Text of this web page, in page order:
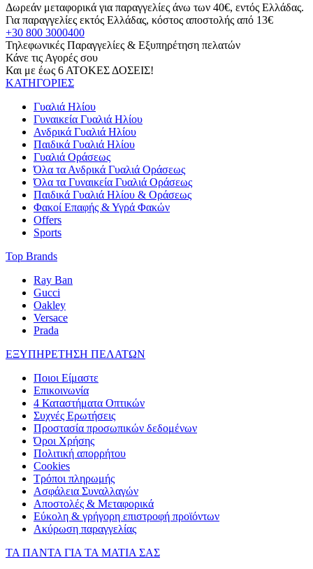
Δωρεάν μεταφορικά για παραγγελίες άνω των 40€, εντός Ελλάδας.
Για παραγγελίες εκτός Ελλάδας, κόστος αποστολής από 13€
+30 800 3000400
Τηλεφωνικές Παραγγελίες & Εξυπηρέτηση πελατών
Κάνε τις Αγορές σου
Και με έως 6 ΑΤΟΚΕΣ ΔΟΣΕΙΣ!
ΚΑΤΗΓΟΡΙΕΣ
Γυαλιά Ηλίου
Γυναικεία Γυαλιά Ηλίου
Ανδρικά Γυαλιά Ηλίου
Παιδικά Γυαλιά Ηλίου
Γυαλιά Οράσεως
Όλα τα Ανδρικά Γυαλιά Οράσεως
Όλα τα Γυναικεία Γυαλιά Οράσεως
Παιδικά Γυαλιά Ηλίου & Οράσεως
Φακοί Επαφής & Υγρά Φακών
Offers
Sports
Top Brands
Ray Ban
Gucci
Oakley
Versace
Prada
ΕΞΥΠΗΡΕΤΗΣΗ ΠΕΛΑΤΩΝ
Ποιοι Είμαστε
Επικοινωνία
4 Καταστήματα Οπτικών
Συχνές Ερωτήσεις
Προστασία προσωπικών δεδομένων
Όροι Χρήσης
Πολιτική απορρήτου
Cookies
Τρόποι πληρωμής
Ασφάλεια Συναλλαγών
Αποστολές & Μεταφορικά
Εύκολη & γρήγορη επιστροφή προϊόντων
Ακύρωση παραγγελίας
ΤΑ ΠΑΝΤΑ ΓΙΑ ΤΑ ΜΑΤΙΑ ΣΑΣ